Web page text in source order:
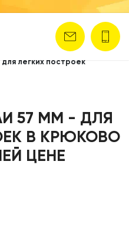
легких построек
57 ММ - ДЛЯ
В КРЮКОВО
ЦЕНЕ